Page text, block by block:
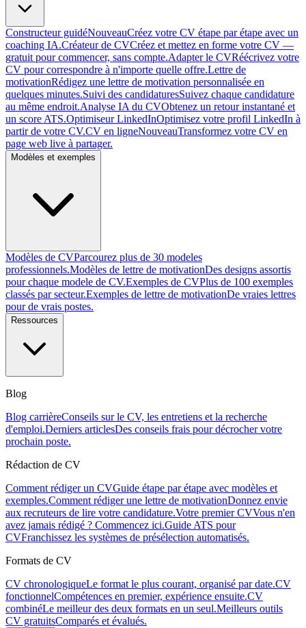
Constructeur guidéNouveauCréez votre CV étape par étape avec un
coaching IA.Créateur de CVCréez et mettez en forme votre CV —
gratuit pour commencer, sans compte.Adapter le CVRéécrivez votre
CV pour correspondre à n'importe quelle offre.Lettre de
motivationRédigez une lettre de motivation personnalisée en
quelques minutes.Suivi des candidaturesSuivez chaque candidature
au même endroit.Analyse IA du CVObtenez un retour instantané et
un score ATS.Optimiseur LinkedInOptimisez votre profil LinkedIn à
partir de votre CV.CV en ligneNouveauTransformez votre CV en
page web live à partager.
Modèles et exemples
Modèles de CVParcourez plus de 30 modeles
professionnels.Modèles de lettre de motivationDes designs assortis
pour chaque modele de CV.Exemples de CVPlus de 100 exemples
classés par secteur.Exemples de lettre de motivationDe vraies lettres
pour de vrais postes.
Ressources
Blog
Blog carrièreConseils sur le CV, les entretiens et la recherche
d'emploi.Derniers articlesDes conseils frais pour décrocher votre
prochain poste.
Rédaction de CV
Comment rédiger un CVGuide étape par étape avec modèles et
exemples.Comment rédiger une lettre de motivationDonnez envie
aux recruteurs de lire votre candidature.Votre premier CVVous n'en
avez jamais rédigé ? Commencez ici.Guide ATS pour
CVFranchissez les systèmes de présélection automatisés.
Formats de CV
CV chronologiqueLe format le plus courant, organisé par date.CV
fonctionnelCompétences en premier, expérience ensuite.CV
combinéLe meilleur des deux formats en un seul.Meilleurs outils
CV gratuitsComparés et évalués.